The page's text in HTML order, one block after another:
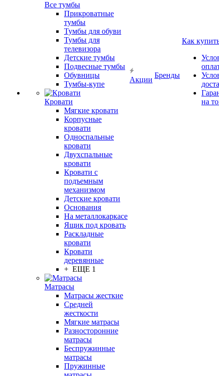
Все тумбы
Прикроватные
тумбы
Тумбы для обуви
Тумбы для
телевизора
Детские тумбы
Подвесные тумбы
Обувницы
Тумбы-купе
Кровати
Мягкие кровати
Корпусные
кровати
Односпальные
кровати
Двухспальные
кровати
Кровати с
подъемным
механизмом
Детские кровати
Основания
На металлокаркасе
Ящик под кровать
Раскладные
кровати
Кровати
деревянные
+ ЕЩЕ 1
Матрасы
Матрасы жесткие
Средней
жесткости
Мягкие матрасы
Разносторонние
матрасы
Беспружинные
матрасы
Пружинные
Акции
Бренды
Как
на